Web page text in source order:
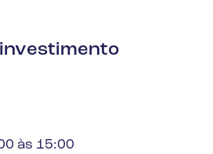
às 15:00